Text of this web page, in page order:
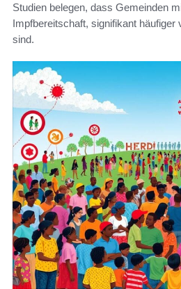
Studien belegen, dass Gemeinden
Impfbereitschaft, signifikant häufiger
sind.